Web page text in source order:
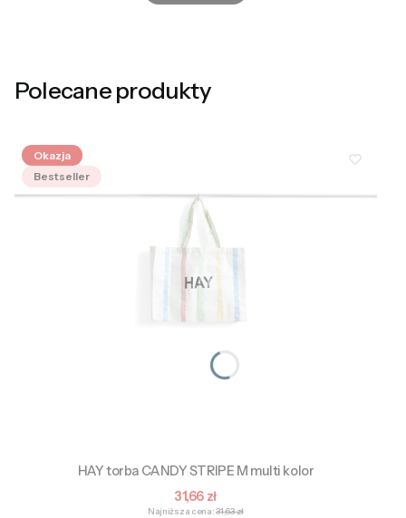
Polecane produkty
Okazja
Bestseller
HAY torba CANDY STRIPE M multi kolor
Cena promocyjna
31,66 zł
Najniższa cena: 31,63 zł